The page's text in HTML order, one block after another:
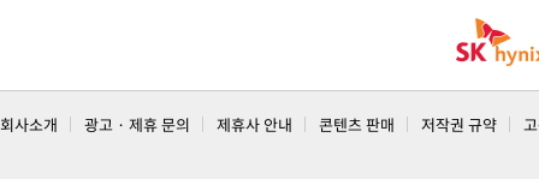
회사소개 광고 · 제휴 문의 제휴사 안내 콘텐츠 판매 저작권 규약